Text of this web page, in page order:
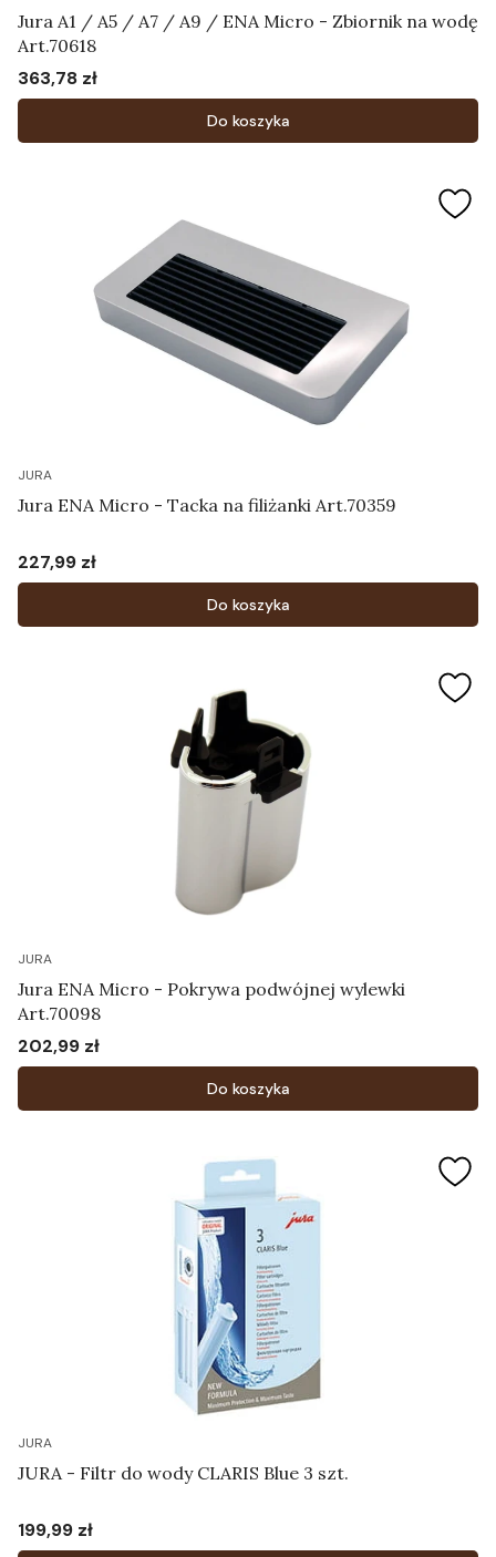
Jura A1 / A5 / A7 / A9 / ENA Micro - Zbiornik na wodę
Art.70618
Cena
363,78 zł
Do koszyka
JURA
Jura ENA Micro - Tacka na filiżanki Art.70359
Cena
227,99 zł
Do koszyka
JURA
Jura ENA Micro - Pokrywa podwójnej wylewki
Art.70098
Cena
202,99 zł
Do koszyka
JURA
JURA - Filtr do wody CLARIS Blue 3 szt.
Cena
199,99 zł